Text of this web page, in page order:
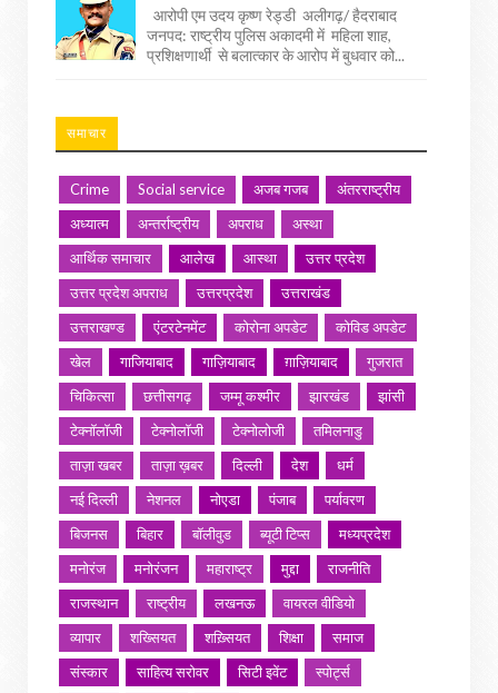
आरोपी एम उदय कृष्ण रेड्डी अलीगढ़/ हैदराबाद
जनपद: राष्ट्रीय पुलिस अकादमी में महिला शाह,
प्रशिक्षणार्थी से बलात्कार के आरोप में बुधवार को...
समाचार
Crime Social service अजब गजब
अंतरराष्ट्रीय
अध्यात्म
अन्तर्राष्ट्रीय अपराध
अस्था
आर्थिक समाचार
आलेख आस्था
उत्तर प्रदेश
उत्तर प्रदेश अपराध
उत्तरप्रदेश
उत्तराखंड
उत्तराखण्ड
एंटरटेनमेंट कोरोना अपडेट
कोविड अपडेट
खेल
गाजियाबाद गाज़ियाबाद ग़ाज़ियाबाद
गुजरात
चिकित्सा
छत्तीसगढ़ जम्मू कश्मीर झारखंड
झांसी
टेक्नॉलॉजी
टेक्नोलॉजी टेक्नोलोजी
तमिलनाडु
ताज़ा खबर
ताज़ा ख़बर दिल्ली देश
धर्म
नई दिल्ली
नेशनल नोएडा पंजाब
पर्यावरण
बिजनस
बिहार बॉलीवुड ब्यूटी टिप्स
मध्यप्रदेश
मनोरंज
मनोरंजन महाराष्ट्र मुद्दा
राजनीति
राजस्थान
राष्ट्रीय लखनऊ
वायरल वीडियो
व्यापार
शख्सियत शख़्सियत शिक्षा
समाज
संस्कार
साहित्य सरोवर सिटी इवेंट
स्पोर्ट्स